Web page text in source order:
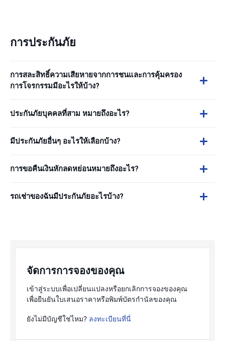
การประกันภัย
การสละสิทธิ์ความเสียหายจากการชนและการคุ้มครอง
การโจรกรรมมีอะไรให้บ้าง?
ประกันภัยบุคคลที่สาม หมายถึงอะไร?
มีประกันภัยอื่นๆ อะไรให้เลือกบ้าง?
การขอคืนเงินหักลดหย่อนหมายถึงอะไร?
รถเช่าของฉันมีประกันภัยอะไรบ้าง?
จัดการการจองของคุณ
เข้าสู่ระบบเพื่อเปลี่ยนแปลงหรือยกเลิกการจองของคุณ
เพื่อยืนยันใบเสนอราคาหรือพิมพ์บัตรกำนัลของคุณ
ยังไม่มีบัญชีใช่ไหม? ลงทะเบียนที่นี่